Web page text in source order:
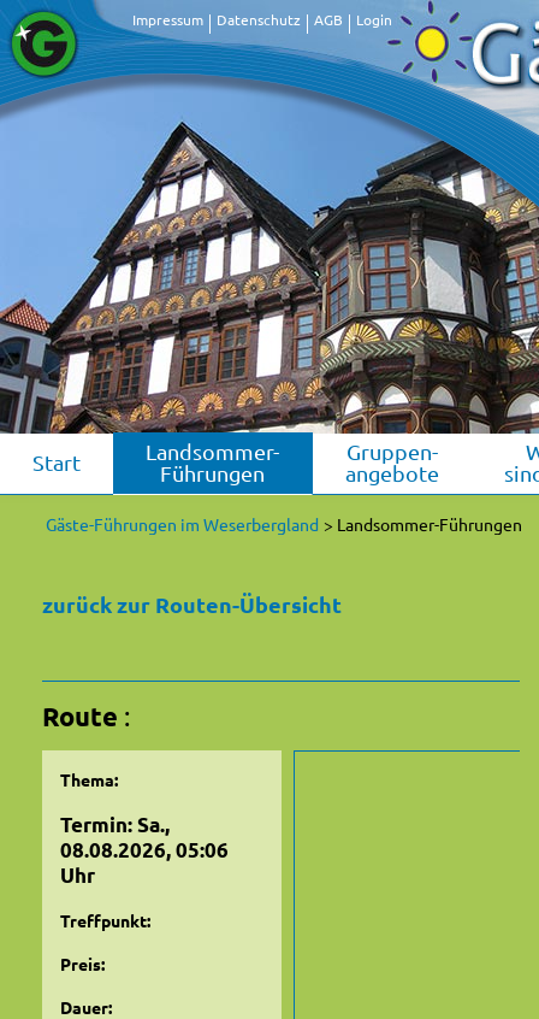
Impressum Datenschutz AGB Login
Start
Landsommer-
Führungen
Gruppen-
angebote
Gäste-Führungen im Weserbergland Landsommer-Führungen
zurück zur Routen-Übersicht
Route :
Thema:
Termin: Sa.,
08.08.2026, 05:06
Uhr
Treffpunkt:
Preis:
Dauer: